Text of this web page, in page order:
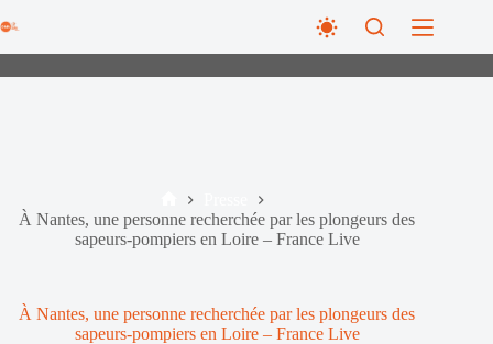
au
Accueil
À Nantes, une personne recherchée par les plongeurs des
sapeurs-pompiers en Loire – France Live
À Nantes, une personne recherchée par les plongeurs des
sapeurs-pompiers en Loire – France Live